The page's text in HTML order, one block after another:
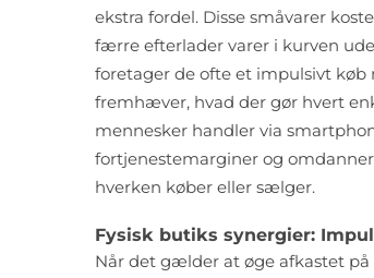
ekstra fordel. Disse småvarer
færre efterlader varer i kurven
foretager de ofte et impulsivt køb
fremhæver, hvad der gør hvert
mennesker handler via
fortjenestemarginer og
hverken køber eller sælger.
Fysisk butiks synergier:
Når det gælder at øge afkastet